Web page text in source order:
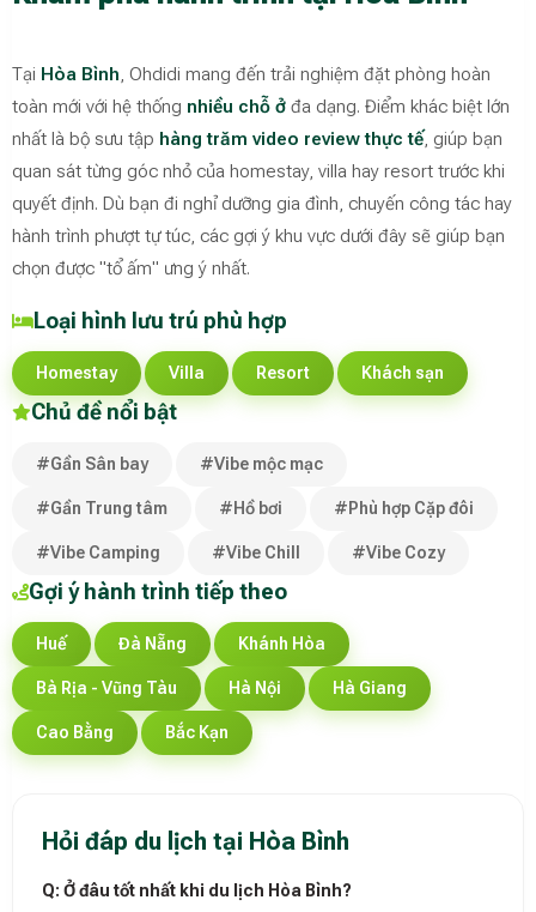
Tại Hòa Bình, Ohdidi mang đến trải nghiệm đặt phòng hoàn
toàn mới với hệ thống nhiều chỗ ở đa dạng. Điểm khác biệt lớn
nhất là bộ sưu tập hàng trăm video review thực tế, giúp bạn
quan sát từng góc nhỏ của homestay, villa hay resort trước khi
quyết định. Dù bạn đi nghỉ dưỡng gia đình, chuyến công tác hay
hành trình phượt tự túc, các gợi ý khu vực dưới đây sẽ giúp bạn
chọn được "tổ ấm" ưng ý nhất.
Loại hình lưu trú phù hợp
Homestay Villa Resort Khách sạn
Chủ đề nổi bật
#Gần Sân bay #Vibe mộc mạc
#Gần Trung tâm #Hồ bơi #Phù hợp Cặp đôi
#Vibe Camping #Vibe Chill #Vibe Cozy
Gợi ý hành trình tiếp theo
Huế Đà Nẵng Khánh Hòa
Bà Rịa - Vũng Tàu Hà Nội Hà Giang
Cao Bằng Bắc Kạn
Hỏi đáp du lịch tại Hòa Bình
Q: Ở đâu tốt nhất khi du lịch Hòa Bình?